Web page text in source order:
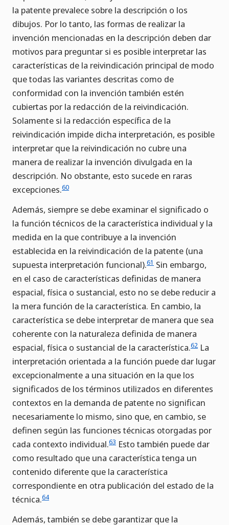
la patente prevalece sobre la descripción o los
dibujos. Por lo tanto, las formas de realizar la
invención mencionadas en la descripción deben dar
motivos para preguntar si es posible interpretar las
características de la reivindicación principal de modo
que todas las variantes descritas como de
conformidad con la invención también estén
cubiertas por la redacción de la reivindicación.
Solamente si la redacción específica de la
reivindicación impide dicha interpretación, es posible
interpretar que la reivindicación no cubre una
manera de realizar la invención divulgada en la
descripción. No obstante, esto sucede en raras
excepciones.60
Además, siempre se debe examinar el significado o
la función técnicos de la característica individual y la
medida en la que contribuye a la invención
establecida en la reivindicación de la patente (una
supuesta interpretación funcional).61 Sin embargo,
en el caso de características definidas de manera
espacial, física o sustancial, esto no se debe reducir a
la mera función de la característica. En cambio, la
característica se debe interpretar de manera que sea
coherente con la naturaleza definida de manera
espacial, física o sustancial de la característica.62 La
interpretación orientada a la función puede dar lugar
excepcionalmente a una situación en la que los
significados de los términos utilizados en diferentes
contextos en la demanda de patente no significan
necesariamente lo mismo, sino que, en cambio, se
definen según las funciones técnicas otorgadas por
cada contexto individual.63 Esto también puede dar
como resultado que una característica tenga un
contenido diferente que la característica
correspondiente en otra publicación del estado de la
técnica.64
Además, también se debe garantizar que la